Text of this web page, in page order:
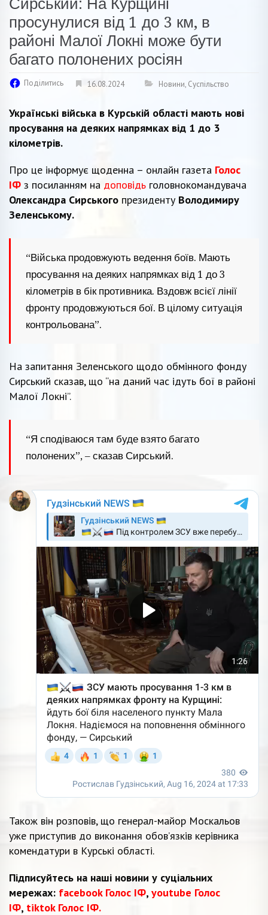
просунулися від 1 до 3 км, в
районі Малої Локні може бути
багато полонених росіян
Поділитись 16.08.2024 Новини, Суспільство
Українські війська в Курській області мають нові
просування на деяких напрямках від 1 до 3
кілометрів.
Про це інформує щоденна – онлайн газета Голос
ІФ з посиланням на доповідь головнокомандувача
Олександра Сирського президенту Володимиру
Зеленському.
“Війська продовжують ведення боїв. Мають
просування на деяких напрямках від 1 до 3
кілометрів в бік противника. Вздовж всієї лінії
фронту продовжуються бої. В цілому ситуація
контрольована”.
На запитання Зеленського щодо обмінного фонду
Сирський сказав, що “на даний час ідуть бої в районі
Малої Локні”.
“Я сподіваюся там буде взято багато
полонених”, – сказав Сирський.
Також він розповів, що генерал-майор Москальов
уже приступив до виконання обов’язків керівника
комендатури в Курські області.
Підписуйтесь на наші новини у суціальних
мережах: facebook Голос ІФ, youtube Голос
ІФ, tiktok Голос ІФ.